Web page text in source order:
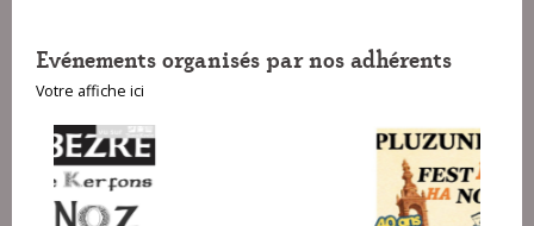
Evénements organisés par nos adhérents
Votre affiche ici